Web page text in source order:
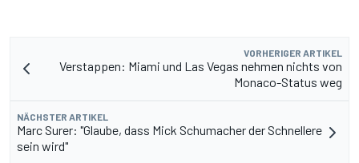
VORHERIGER ARTIKEL
Verstappen: Miami und Las Vegas nehmen nichts von
Monaco-Status weg
NÄCHSTER ARTIKEL
Marc Surer: "Glaube, dass Mick Schumacher der Schnellere
sein wird"